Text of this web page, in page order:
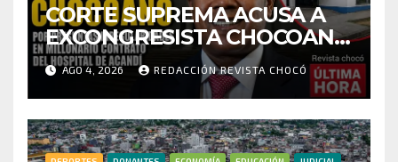
CORTE SUPREMA ACUSA A
EXCONGRESISTA CHOCOANO
POR PRESUNTAS
IRREGULARIDADES EN
MILLONARIO CONTRATO
DEL HOSPITAL DE ACANDÍ
AGO 4, 2026 REDACCIÓN REVISTA CHOCÓ